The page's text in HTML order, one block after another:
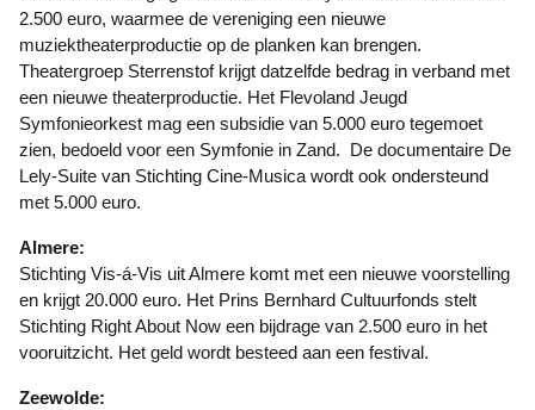
2.500 euro, waarmee de vereniging een nieuwe
muziektheaterproductie op de planken kan brengen.
Theatergroep Sterrenstof krijgt datzelfde bedrag in verband met
een nieuwe theaterproductie. Het Flevoland Jeugd
Symfonieorkest mag een subsidie van 5.000 euro tegemoet
zien, bedoeld voor een Symfonie in Zand. De documentaire De
Lely-Suite van Stichting Cine-Musica wordt ook ondersteund
met 5.000 euro.
Almere:
Stichting Vis-á-Vis uit Almere komt met een nieuwe voorstelling
en krijgt 20.000 euro. Het Prins Bernhard Cultuurfonds stelt
Stichting Right About Now een bijdrage van 2.500 euro in het
vooruitzicht. Het geld wordt besteed aan een festival.
Zeewolde: